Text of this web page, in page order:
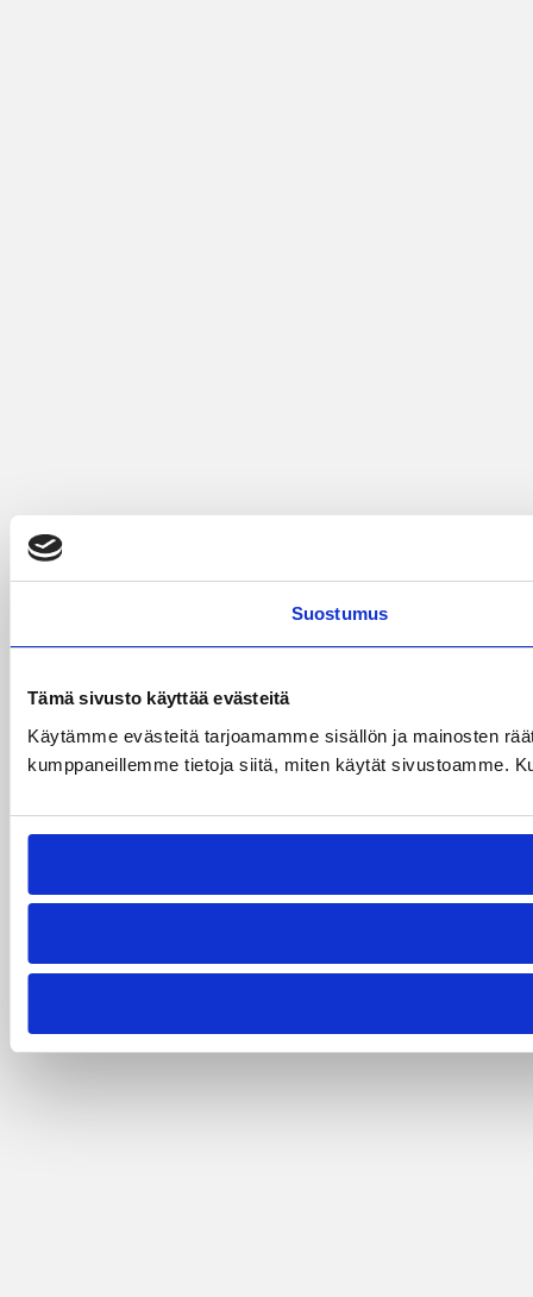
Suostumus
Tämä sivusto käyttää evästeitä
Käytämme evästeitä tarjoamamme sisällön ja mainosten
kumppaneillemme tietoja siitä, miten käytät sivustoamme.